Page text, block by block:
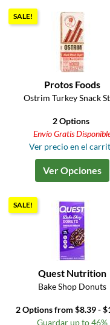
SALE!
Protos Foods
Ostrim Turkey Snack
2 Options
Envío Gratis
Ver precio en el
Ver Opciones
SALE!
Quest Nutrition
Bake Shop Donuts
2 Options from $8.39 -
Guardar up to 46%